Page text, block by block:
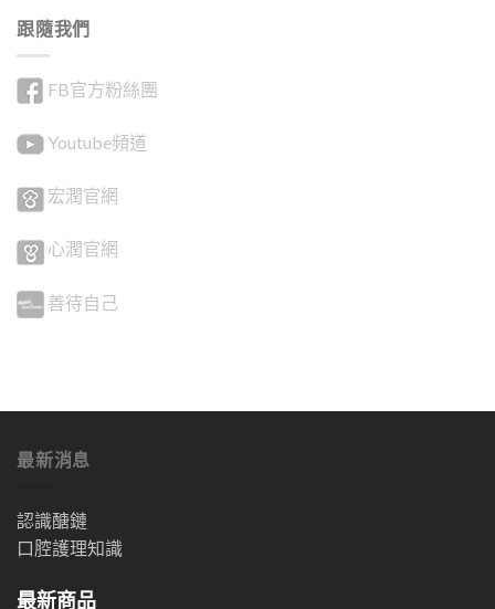
跟隨我們
FB官方粉絲團
Youtube頻道
宏潤官網
心潤官網
善待自己
最新消息
認識醣鏈
口腔護理知識
最新商品